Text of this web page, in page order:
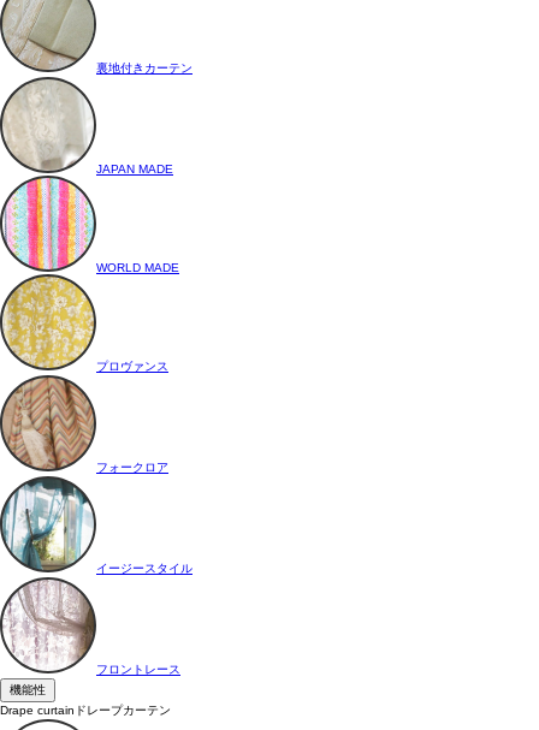
裏地付きカーテン
JAPAN MADE
WORLD MADE
プロヴァンス
フォークロア
イージースタイル
フロントレース
機能性
Drape curtain ドレープカーテン